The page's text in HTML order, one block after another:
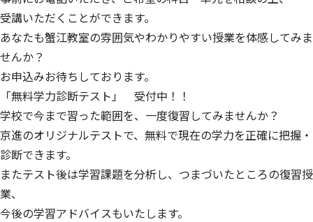
受講いただくことができます。
あなたも蟹江教室の雰囲気やわかりやすい授業を体感してみま
せんか？
お申込みお待ちしております。
「無料学力診断テスト」 受付中！！
学校で今まで習った範囲を、一度復習してみませんか？
京進のオリジナルテストで、無料で現在の学力を正確に把握・
診断できます。
またテスト後は学習課題を分析し、つまづいたところの復習授
業、
今後の学習アドバイスもいたします。